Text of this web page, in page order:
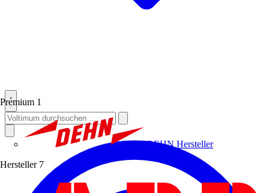
Premium 1
DEHN Hersteller
Hersteller 7